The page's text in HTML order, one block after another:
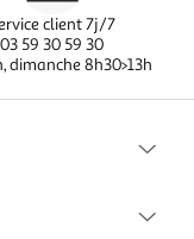
client 7j/7
03 59 30 59 30
dimanche 8h30>13h